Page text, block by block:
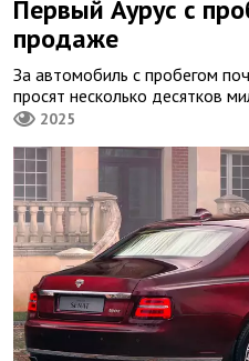
Первый Аурус с
продаже
За автомобиль с пробегом
просят несколько десятков
2025